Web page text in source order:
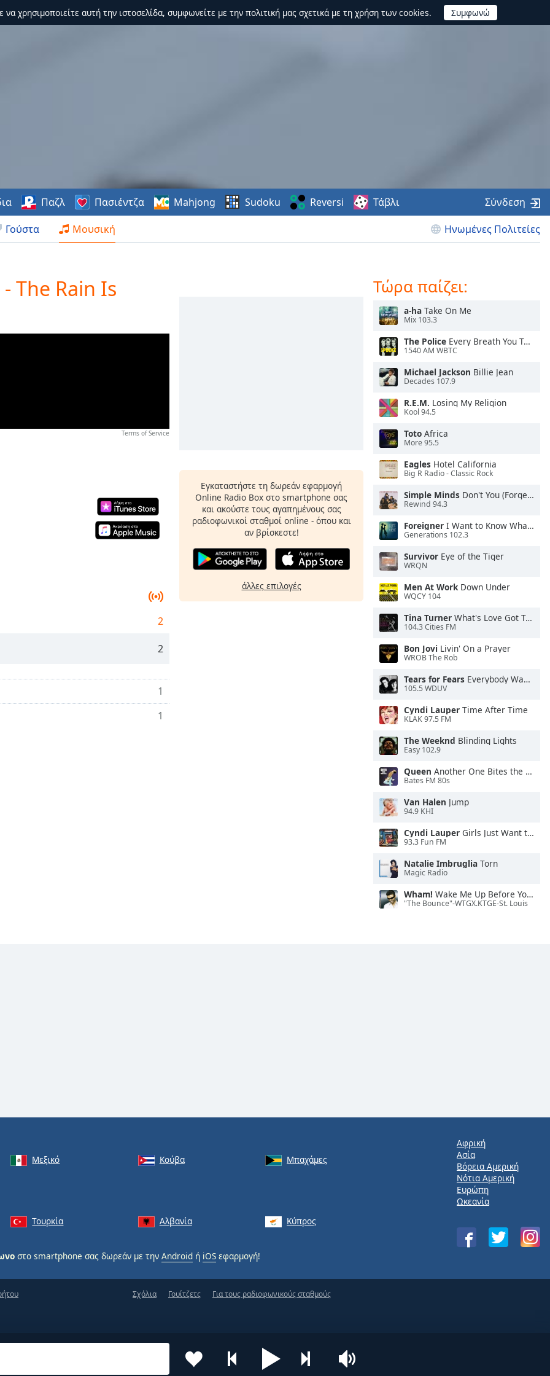
να χρησιμοποιείτε αυτή την ιστοσελίδα, συμφωνείτε με την πολιτική μας σχετικά με τη χρήση των cookies.
Γούστα Μουσική Ηνωμένες Πολιτείες
Παζλ Πασιέντζα Mahjong Sudoku Reversi Τάβλι Σύνδεση
The Rain Is
Terms of Service
2
2
1
1
Εγκαταστήστε τη δωρεάν εφαρμογή
Online Radio Box στο smartphone σας
και ακούστε τους αγαπημένους σας
ραδιοφωνικοί σταθμοί online - όπου και
αν βρίσκεστε!
άλλες επιλογές
Τώρα παίζει:
a-ha Take On Me
Mix 103.3
The Police Every Breath You Take
1540 AM WBTC
Michael Jackson Billie Jean
Decades 107.9
R.E.M. Losing My Religion
Kool 94.5
Toto Africa
More 95.5
Eagles Hotel California
Big R Radio - Classic Rock
Simple Minds Don't You (Forget About Me)
Rewind 94.3
Foreigner I Want to Know What Love Is
Generations 102.3
Survivor Eye of the Tiger
WRQN
Men At WorkDown Under
WQCY 104
Tina Turner What's Love Got To Do With It
104.3 Cities FM
Bon Jovi Livin' On a Prayer
WROB The Rob
Tears for Fears Everybody Wants To Rule the World
105.5 WDUV
Cyndi Lauper Time After Time
KLAK 97.5 FM
The Weeknd Blinding Lights
Easy 102.9
Queen Another One Bites the Dust
Bates FM 80s
Van Halen Jump
94.9 KHI
Cyndi Lauper Girls Just Want to Have Fun
93.3 Fun FM
Natalie Imbruglia Torn
Magic Radio
Wham! Wake Me Up Before You Go-Go
"The Bounce"-WTGX.KTGE-St. Louis
Μεξικό Κούβα
Μπαχάμες
Τουρκία Αλβανία Κύπρος
στο smartphone σας δωρεάν με την Android ή iOS εφαρμογή!
Αφρική
Ασία
Βόρεια Αμερική
Νότια Αμερική
Ευρώπη
Ωκεανία
Σχόλια Γουίτζετς Για τους ραδιοφωνικούς σταθμούς